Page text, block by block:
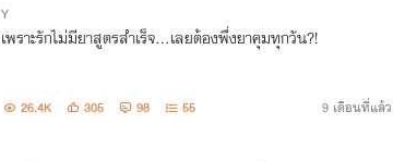
Y
เพราะรักไม่มียาสูตรสำเร็จ…เลยต้องพึ่งยาคุมทุกวัน?!
26.4K 305 98 55 9 เดือนที่แล้ว